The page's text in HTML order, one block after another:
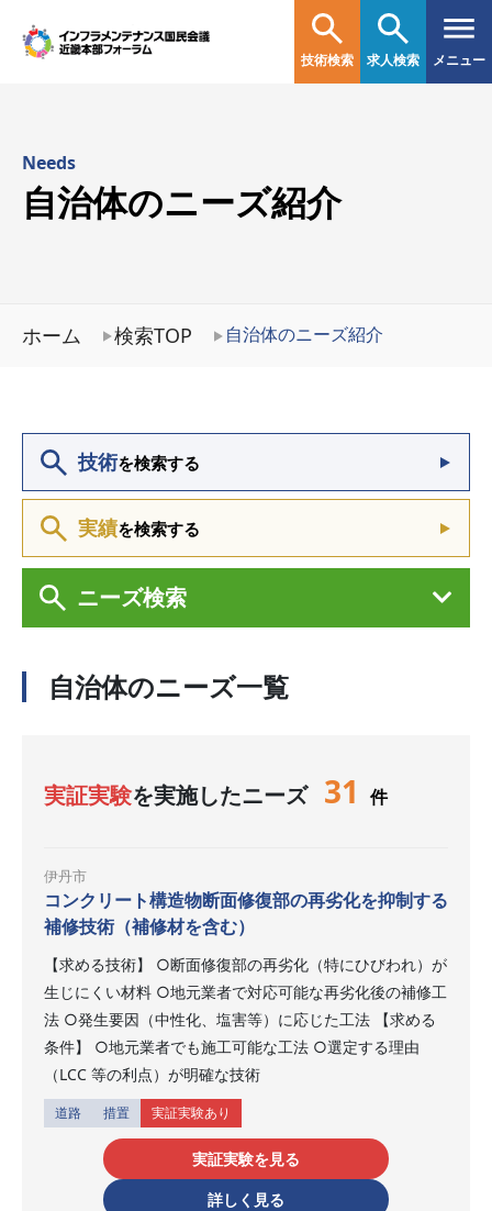
技術検索 求人検索 メニュー
Needs
自治体のニーズ紹介
ホーム 検索TOP 自治体のニーズ紹介
技術を検索する
実績を検索する
ニーズ検索
自治体のニーズ一覧
実証実験を実施したニーズ 31 件
伊丹市
コンクリート構造物断面修復部の再劣化を抑制する
補修技術（補修材を含む）
【求める技術】 ○断面修復部の再劣化（特にひびわれ）が
生じにくい材料 ○地元業者で対応可能な再劣化後の補修工
法 ○発生要因（中性化、塩害等）に応じた工法 【求める
条件】 ○地元業者でも施工可能な工法 ○選定する理由
（LCC 等の利点）が明確な技術
道路 措置 実証実験あり
実証実験を見る
詳しく見る